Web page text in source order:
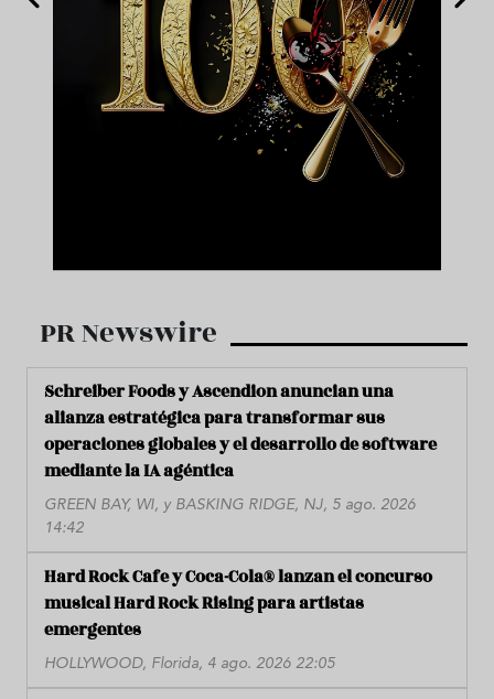
PR Newswire
Schreiber Foods y Ascendion anuncian una
alianza estratégica para transformar sus
operaciones globales y el desarrollo de software
mediante la IA agéntica
GREEN BAY, WI, y BASKING RIDGE, NJ, 5 ago. 2026
14:42
Hard Rock Cafe y Coca-Cola® lanzan el concurso
musical Hard Rock Rising para artistas
emergentes
HOLLYWOOD, Florida, 4 ago. 2026 22:05